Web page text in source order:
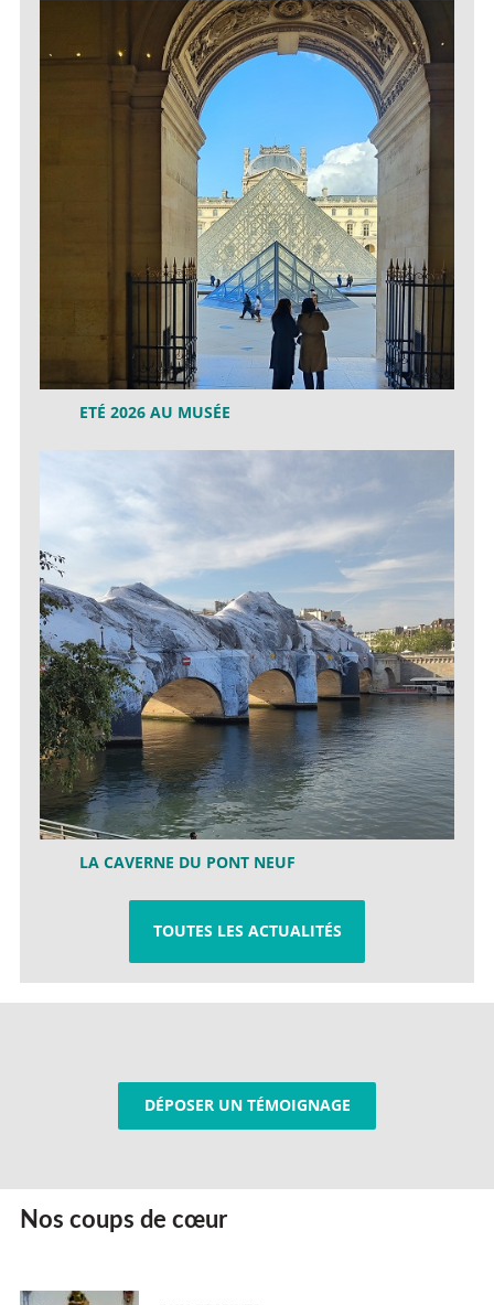
ETÉ 2026 AU MUSÉE
LA CAVERNE DU PONT NEUF
TOUTES LES ACTUALITÉS
DÉPOSER UN TÉMOIGNAGE
Nos coups de cœur